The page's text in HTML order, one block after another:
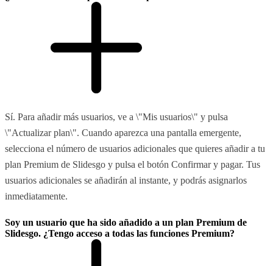
Sí. Para añadir más usuarios, ve a \"Mis usuarios\" y pulsa
\"Actualizar plan\". Cuando aparezca una pantalla emergente,
selecciona el número de usuarios adicionales que quieres añadir a tu
plan Premium de Slidesgo y pulsa el botón Confirmar y pagar. Tus
usuarios adicionales se añadirán al instante, y podrás asignarlos
inmediatamente.
Soy un usuario que ha sido añadido a un plan Premium de
Slidesgo. ¿Tengo acceso a todas las funciones Premium?